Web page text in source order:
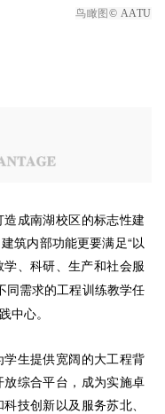
鸟瞰图 © AATU
成南湖校区的标志性建
筑内部功能更要满足“以
学、科研、生产和社会服
同需求的工程训练教学任
中心。
生提供宽阔的大工程背
综合平台，成为实施卓
技创新以及服务苏北、